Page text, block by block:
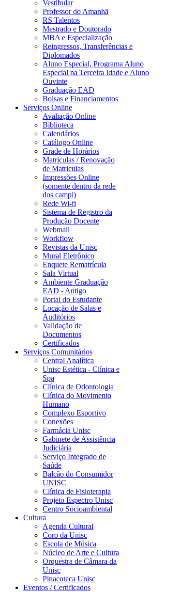
Vestibular
Professor do Amanhã
RS Talentos
Mestrado e Doutorado
MBA e Especialização
Reingressos, Transferências e
Diplomados
Aluno Especial, Programa Aluno
Especial na Terceira Idade e Aluno
Ouvinte
Graduação EAD
Bolsas e Financiamentos
Serviços Online
Avaliação Online
Biblioteca
Calendários
Catálogo Online
Grade de Horários
Matriculas / Renovação
de Matriculas
Impressões Online
(somente dentro da rede
dos campi)
Rede Wi-fi
Sistema de Registro da
Produção Docente
Webmail
Workflow
Revistas da Unisc
Mural Eletrônico
Enquete Rematrícula
Sala Virtual
Ambiente Graduação
EAD - Antigo
Portal do Estudante
Locação de Salas e
Auditórios
Validação de
Documentos
Certificados
Serviços Comunitários
Central Analítica
Unisc Estética - Clínica e
Spa
Clínica de Odontologia
Clínica do Movimento
Humano
Complexo Esportivo
Conexões
Farmácia Unisc
Gabinete de Assistência
Judiciária
Serviço Integrado de
Saúde
Balcão do Consumidor
UNISC
Clínica de Fisioterapia
Projeto Espectro Unisc
Centro Socioambiental
Cultura
Agenda Cultural
Coro da Unisc
Escola de Música
Núcleo de Arte e Cultura
Orquestra de Câmara da
Unisc
Pinacoteca Unisc
Eventos / Certificados